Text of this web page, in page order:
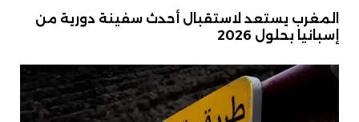
المغرب يستعد لاستقبال أحدث سفينة دورية من
إسبانيا بحلول 2026